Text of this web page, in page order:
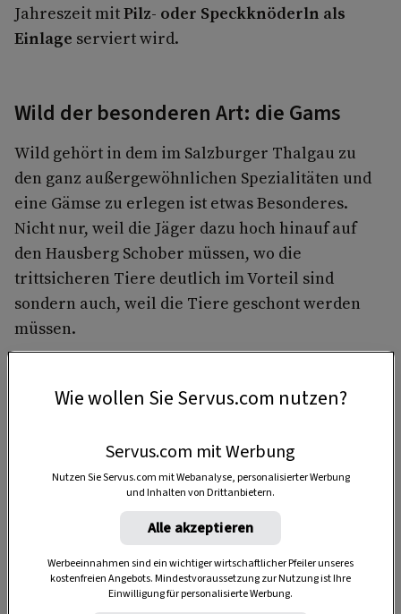
Jahreszeit mitPilz- oder Speckknöderln als
Einlage serviert wird.
Wild der besonderen Art: die Gams
Wild gehört in dem im Salzburger Thalgau zu
den ganz außergewöhnlichen Spezialitäten und
eine Gämse zu erlegen ist etwas Besonderes.
Nicht nur, weil die Jäger dazu hoch hinauf auf
den Hausberg Schober müssen, wo die
trittsicheren Tiere deutlich im Vorteil sind
sondern auch, weil die Tiere geschont werden
müssen.
Eine Gams ist also ein Grund zum Feiern, mit den
ersten Kostproben des Jagderfolgs und
ausreichend Flüssigem zum Anstoßen.Verwertet
für den Gamsbart bis hin zu
Knochen und Blut.
Dieses Rezept erschien in Servus in Stadt & Land im
Oktober 2018 in der Rubrik „Aus Omas Kochbuch
Wie wollen Sie Servus.com nutzen?
Servus.com mit Werbung
Nutzen Sie Servus.com mit Webanalyse, personalisierter Werbung
und Inhalten von Drittanbietern.
Alle akzeptieren
Werbeeinnahmen sind ein wichtiger wirtschaftlicher Pfeiler unseres
kostenfreien Angebots. Mindestvoraussetzung zur Nutzung ist Ihre
Einwilligung für personalisierte Werbung.